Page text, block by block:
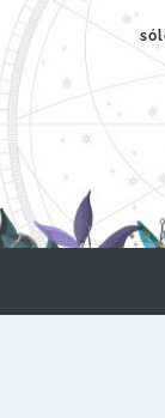
Saltar
contenido